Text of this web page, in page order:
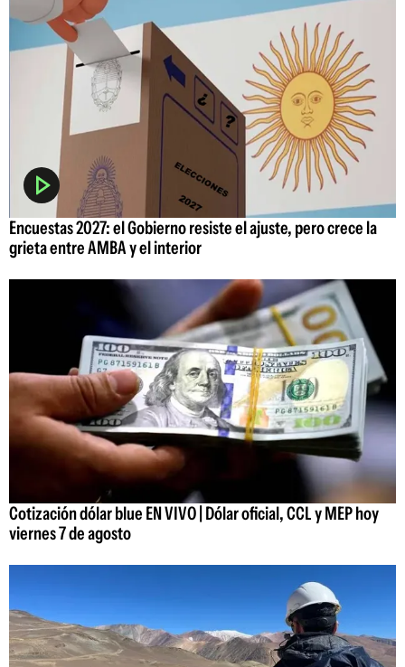
Encuestas 2027: el Gobierno resiste el ajuste, pero crece la
grieta entre AMBA y el interior
Cotización dólar blue EN VIVO | Dólar oficial, CCL y MEP hoy
viernes 7 de agosto